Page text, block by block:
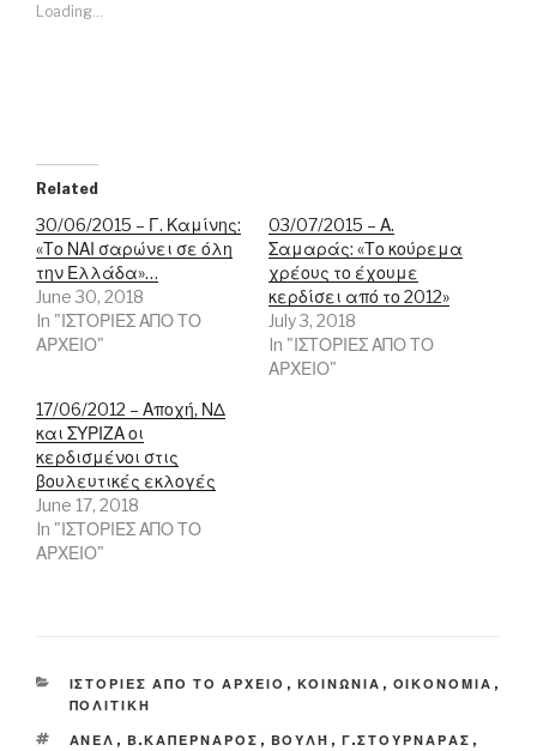
h
b
o
k
(
O
p
e
n
s
i
n
w
i
n
d
o
w
)
(
O
p
e
n
s
i
w
i
n
d
o
w
(
O
p
e
i
n
n
)
Loading...
Related
30/06/2015 – Γ. Καμίνης:
«Το ΝΑΙ σαρώνει σε όλη
την Ελλάδα»…
June 30, 2018
In "ΙΣΤΟΡΙΕΣ ΑΠΟ ΤΟ
ΑΡΧΕΙΟ"
03/07/2015 – Α.
Σαμαράς: «Το κούρεμα
χρέους το έχουμε
κερδίσει από το 2012»
July 3, 2018
In "ΙΣΤΟΡΙΕΣ ΑΠΟ ΤΟ
ΑΡΧΕΙΟ"
17/06/2012 – Αποχή, ΝΔ
και ΣΥΡΙΖΑ οι
κερδισμένοι στις
βουλευτικές εκλογές
June 17, 2018
In "ΙΣΤΟΡΙΕΣ ΑΠΟ ΤΟ
ΑΡΧΕΙΟ"
CATEGORIES
ΙΣΤΟΡΙΕΣ ΑΠΟ ΤΟ ΑΡΧΕΙΟ , ΚΟΙΝΩΝΙΑ , ΟΙΚΟΝΟΜΙΑ ,
ΠΟΛΙΤΙΚΗ
TAGS
ΑΝΕΛ , Β.ΚΑΠΕΡΝΑΡΟΣ , ΒΟΥΛΉ , Γ.ΣΤΟΥΡΝΑΡΑΣ ,